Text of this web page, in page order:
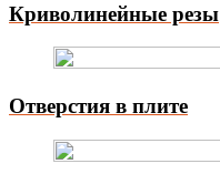
Криволинейные резы
Отверстия в плите